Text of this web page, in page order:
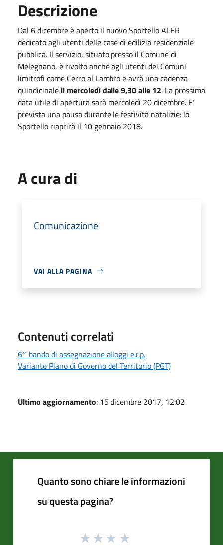
Descrizione
Dal 6 dicembre è aperto il nuovo Sportello ALER
dedicato agli utenti delle case di edilizia residenziale
pubblica. Il servizio, situato presso il Comune di
Melegnano, è rivolto anche agli utenti dei Comuni
limitrofi come Cerro al Lambro e avrà una cadenza
quindicinale il mercoledì dalle 9,30 alle 12. La prossima
data utile di apertura sarà mercoledì 20 dicembre. E'
prevista una pausa durante le festività natalizie: lo
Sportello riaprirà il 10 gennaio 2018.
A cura di
Comunicazione
VAI ALLA PAGINA
Contenuti correlati
6° bando di assegnazione alloggi e.r.p.
Variante Piano di Governo del Territorio (PGT)
Ultimo aggiornamento: 15 dicembre 2017, 12:02
Quanto sono chiare le informazioni
su questa pagina?